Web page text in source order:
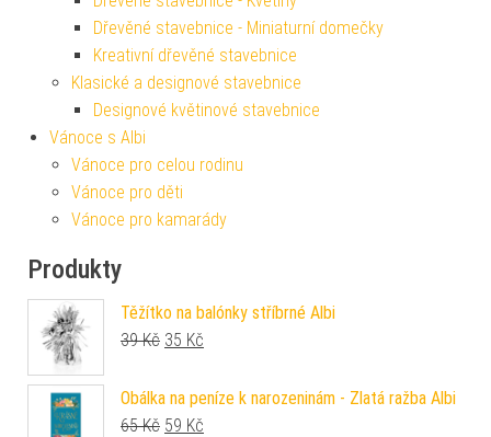
Dřevěné stavebnice - Miniaturní domečky
Kreativní dřevěné stavebnice
Klasické a designové stavebnice
Designové květinové stavebnice
Vánoce s Albi
Vánoce pro celou rodinu
Vánoce pro děti
Vánoce pro kamarády
Produkty
Těžítko na balónky stříbrné Albi
39Kč Původní cena byla: 39 Kč.
35 Kč
Obálka na peníze k narozeninám - Zlatá ražba Albi
65Kč Původní cena byla: 65 Kč.
59 Kč